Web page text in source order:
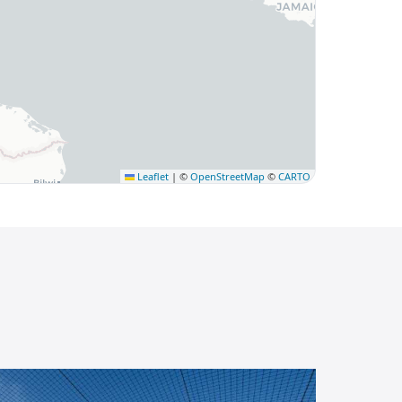
Leaflet | © OpenStreetMap © CARTO